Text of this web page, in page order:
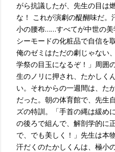
がら抗議したが、先生の目は
な！ これが演劇の醍醐味だ
小の腰布……すべてが中世の
シーモードの化粧品で自信を
俺のゼミはただの劇じゃない
学祭の目玉になるぞ！」周囲
生のノリに押され、たかしく
い。それからの一週間は、た
だった。朝の体育館で、先生
ズの特訓。「手首の縄は緩め
の後ろで組んで、解剖学的に
で、でも美しく！」先生は本
汗だくのたかしくんは、極小